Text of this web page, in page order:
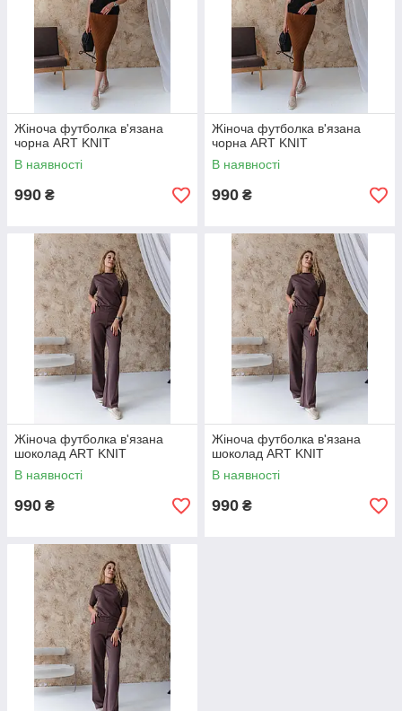
Жіноча футболка в'язана
чорна ART KNIT
В наявності
990 ₴
Жіноча футболка в'язана
чорна ART KNIT
В наявності
990 ₴
Жіноча футболка в'язана
шоколад ART KNIT
В наявності
990 ₴
Жіноча футболка в'язана
шоколад ART KNIT
В наявності
990 ₴